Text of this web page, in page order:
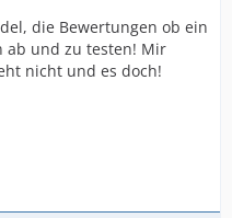
die Bewertungen ob ein
ab und zu testen! Mir
nicht und es doch!